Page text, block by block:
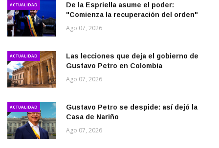
ACTUALIDAD
De la Espriella asume el poder:
"Comienza la recuperación del orden"
Ago 07, 2026
ACTUALIDAD
Las lecciones que deja el gobierno de
Gustavo Petro en Colombia
Ago 07, 2026
ACTUALIDAD
Gustavo Petro se despide: así dejó la
Casa de Nariño
Ago 07, 2026